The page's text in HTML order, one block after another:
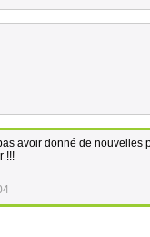
avoir donné de
!!!